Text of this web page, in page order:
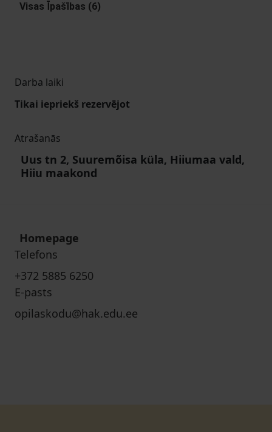
Visas Īpašības (6)
Darba laiki
Tikai iepriekš rezervējot
Atrašanās
Uus tn 2, Suuremõisa küla, Hiiumaa vald,
Hiiu maakond
Homepage
Telefons
+372 5885 6250
E-pasts
opilaskodu@hak.edu.ee